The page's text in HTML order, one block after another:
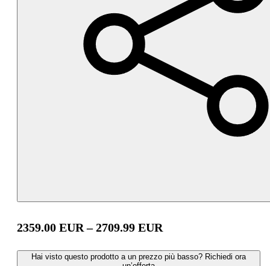
2359.00 EUR –2709.99 EUR
Hai visto questo prodotto a un prezzo più basso? Richiedi ora